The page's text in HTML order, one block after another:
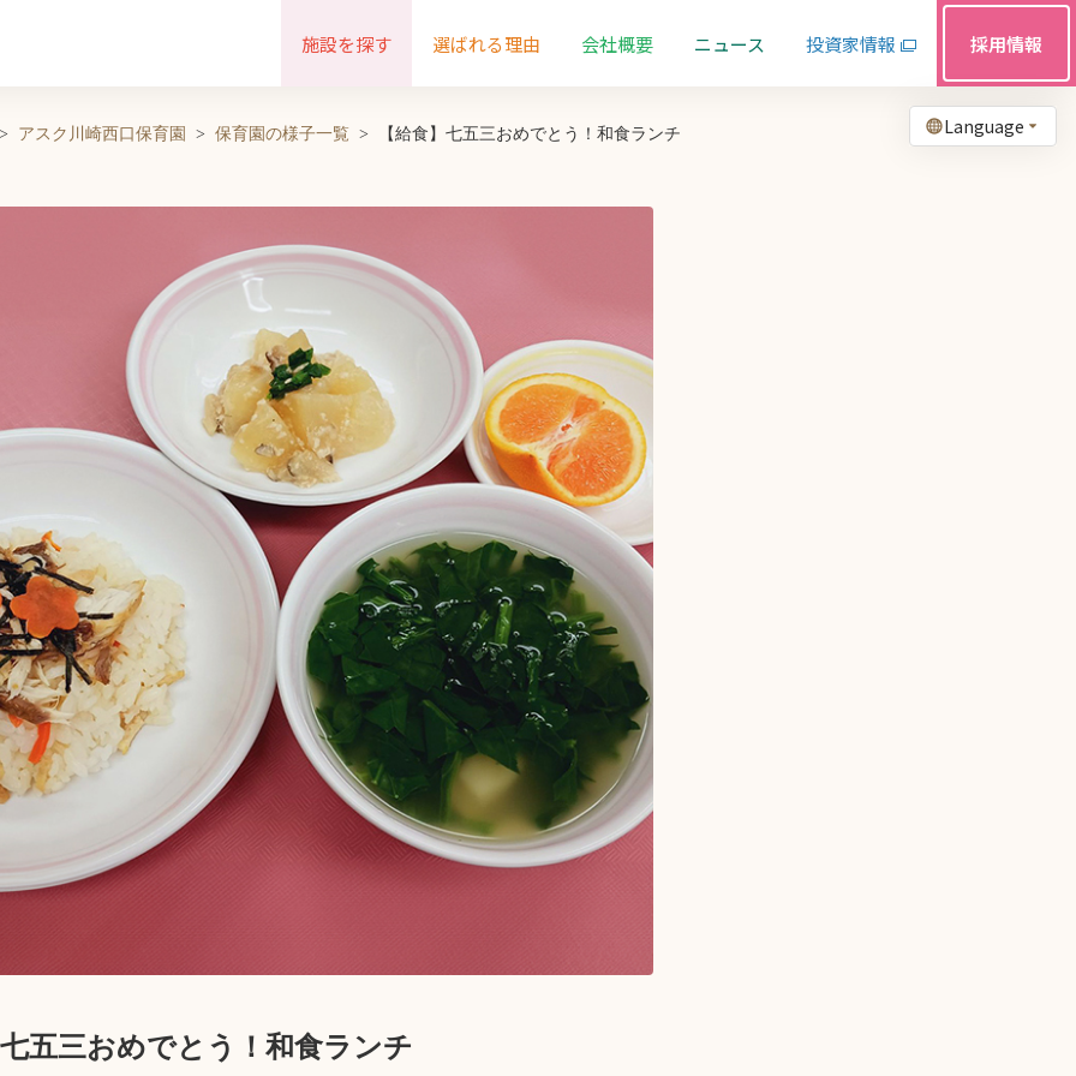
Language
施設を探す 選ばれる理由 会社概要 ニュース 投資家情報 採用情報
アスク川崎西口保育園 保育園の様子一覧 【給食】七五三おめでとう！和食ランチ
五三おめでとう！和食ランチ